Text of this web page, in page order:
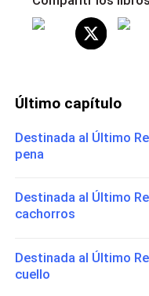
Último capítulo
Destinada al Último
pena
Destinada al Último
cachorros
Destinada al Último
cuello